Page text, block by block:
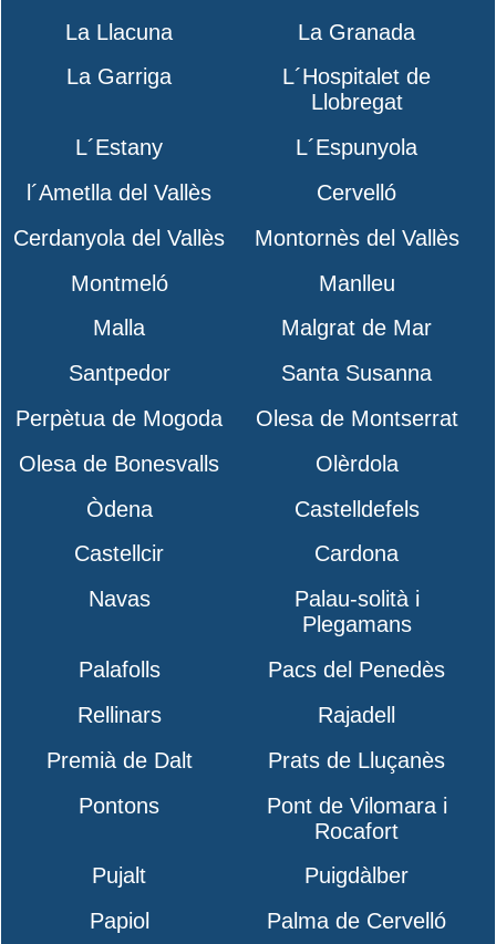
La Llacuna
La Granada
La Garriga
L´Hospitalet de
Llobregat
L´Estany
L´Espunyola
l´Ametlla del Vallès
Cervelló
Cerdanyola del Vallès
Montornès del Vallès
Montmeló
Manlleu
Malla
Malgrat de Mar
Santpedor
Santa Susanna
Perpètua de Mogoda
Olesa de Montserrat
Olesa de Bonesvalls
Olèrdola
Òdena
Castelldefels
Castellcir
Cardona
Navas
Palau-solità i
Plegamans
Palafolls
Pacs del Penedès
Rellinars
Rajadell
Premià de Dalt
Prats de Lluçanès
Pontons
Pont de Vilomara i
Rocafort
Pujalt
Puigdàlber
Papiol
Palma de Cervelló